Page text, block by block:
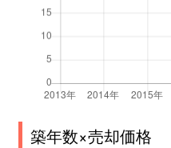
築年数×売却価格